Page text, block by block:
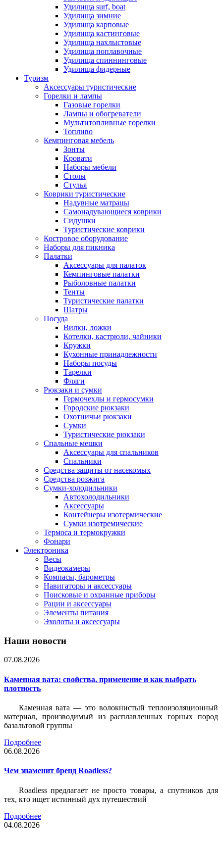
Удилища surf, boat
Удилища зимние
Удилища карповые
Удилища кастинговые
Удилища нахлыстовые
Удилища поплавочные
Удилища спиннинговые
Удилища фидерные
Туризм
Аксессуары туристические
Горелки и лампы
Газовые горелки
Лампы и обогреватели
Мультитопливные горелки
Топливо
Кемпинговая мебель
Зонты
Кровати
Наборы мебели
Столы
Стулья
Коврики туристические
Надувные матрацы
Самонадувающиеся коврики
Сидушки
Туристические коврики
Костровое оборудование
Наборы для пикника
Палатки
Аксессуары для палаток
Кемпинговые палатки
Рыболовные палатки
Тенты
Туристические палатки
Шатры
Посуда
Вилки, ложки
Котелки, кастрюли, чайники
Кружки
Кухонные принадлежности
Наборы посуды
Тарелки
Фляги
Рюкзаки и сумки
Гермочехлы и гермосумки
Городские рюкзаки
Охотничьи рюкзаки
Сумки
Туристические рюкзаки
Спальные мешки
Аксессуары для спальников
Спальники
Средства защиты от насекомых
Средства розжига
Сумки-холодильники
Автохолодильники
Аксессуары
Контейнеры изотермические
Сумки изотремические
Термоса и термокружки
Фонари
Электроника
Весы
Видеокамеры
Компасы, барометры
Навигаторы и аксессуары
Поисковые и охранные приборы
Рации и аксессуары
Элементы питания
Эхолоты и аксессуары
Наши новости
07.08.2026
Каменная вата: свойства, применение и как выбрать
плотность
Каменная вата — это волокнистый теплоизоляционный
материал, производимый из расплавленных горных пород
базальтовой группы
Подробнее
06.08.2026
Чем знаменит бренд Roadless?
Roadless предлагает не просто товары, а спутников для
тех, кто ищет истинный дух путешествий
Подробнее
04.08.2026